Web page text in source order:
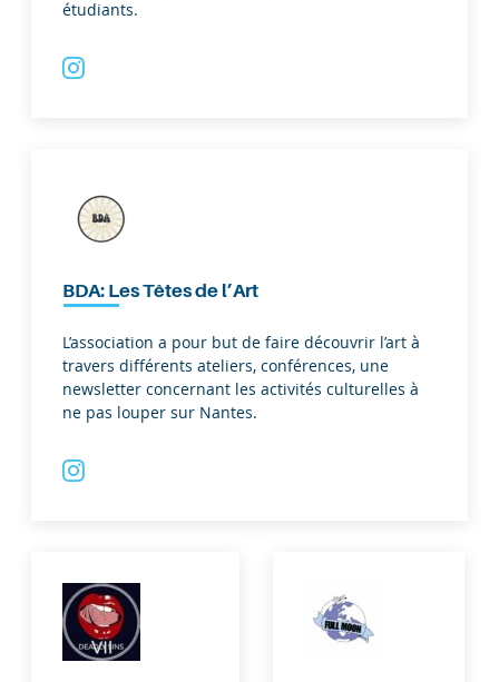
étudiants.
BDA: Les Têtes de l’Art
L’association a pour but de faire découvrir l’art à
travers différents ateliers, conférences, une
newsletter concernant les activités culturelles à
ne pas louper sur Nantes.